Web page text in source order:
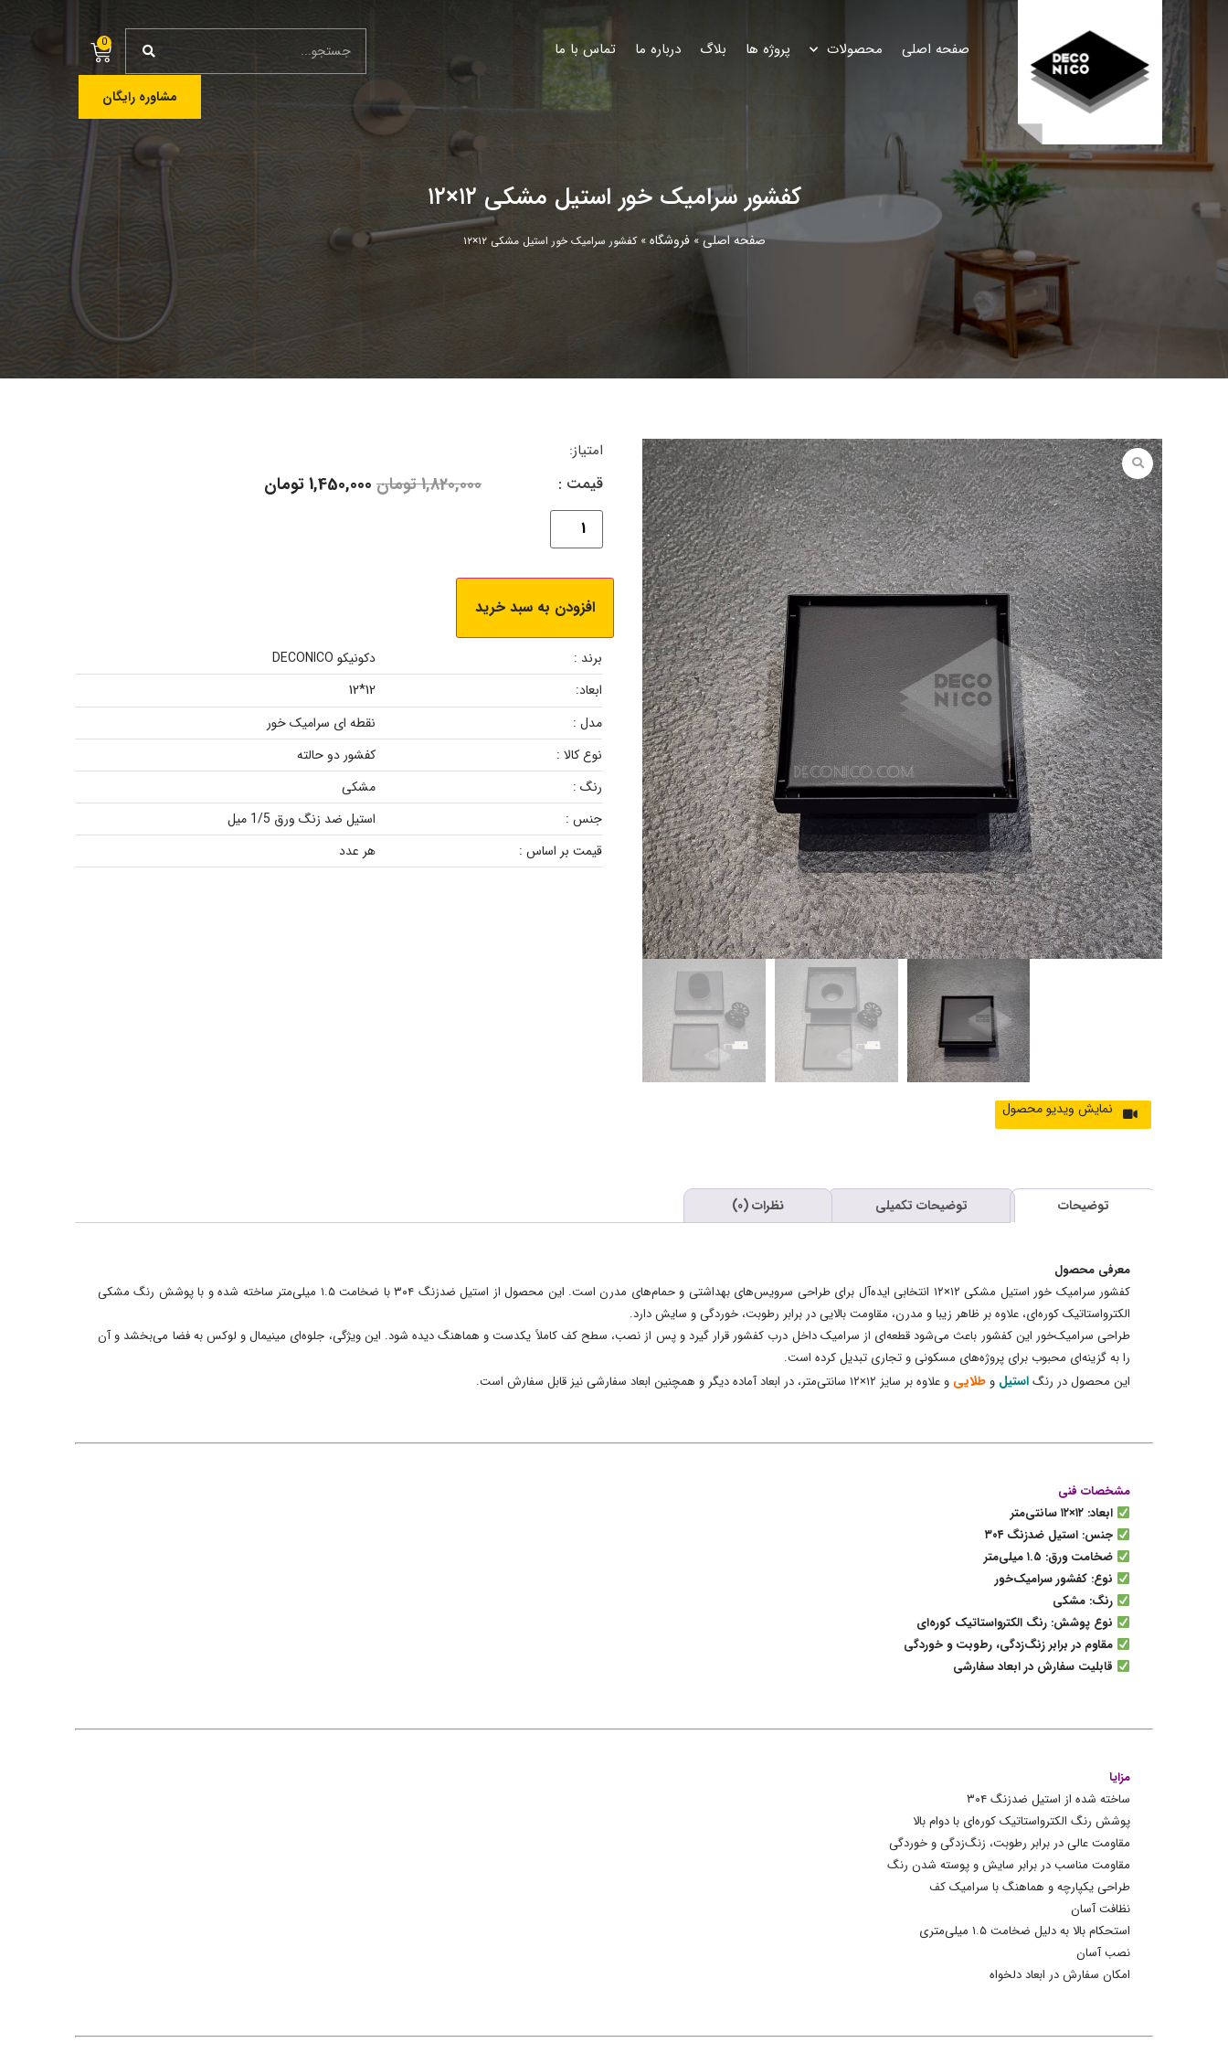
صفحه اصلی محصولات پروژه ها بلاگ درباره ما تماس با ما 0
مشاوره رایگان
کفشور سرامیک خور استیل مشکی ۱۲×۱۲
صفحه اصلی»فروشگاه »کفشور سرامیک خور استیل مشکی ۱۲×۱۲
امتیاز:
قیمت : 1,820,000تومان 1,450,000تومان
افزودن به سبد خرید
برند :
دکونیکو DECONICO
ابعاد:
12*12
مدل :
نقطه ای سرامیک خور
نوع کالا :
کفشور دو حالته
رنگ :
مشکی
جنس :
استیل ضد زنگ ورق 1/5 میل
قیمت بر اساس :
هر عدد
توضیحات توضیحات تکمیلی نظرات (0)
معرفی محصول
کفشور سرامیک خور استیل مشکی ۱۲×۱۲ انتخابی ایده‌آل برای طراحی سرویس‌های بهداشتی و حمام‌های مدرن است. این محصول از استیل ضدزنگ ۳۰۴ با ضخامت ۱.۵ میلی‌متر ساخته شده و با پوشش رنگ مشکی
الکترواستاتیک کوره‌ای، علاوه بر ظاهر زیبا و مدرن، مقاومت بالایی در برابر رطوبت، خوردگی و سایش دارد.
طراحی سرامیک‌خور این کفشور باعث می‌شود قطعه‌ای از سرامیک داخل درب کفشور قرار گیرد و پس از نصب، سطح کف کاملاً یکدست و هماهنگ دیده شود. این ویژگی، جلوه‌ای مینیمال و لوکس به فضا می‌بخشد و آن
را به گزینه‌ای محبوب برای پروژه‌های مسکونی و تجاری تبدیل کرده است.
این محصول در رنگاستیل و طلایی و علاوه بر سایز ۱۲×۱۲ سانتی‌متر، در ابعاد آماده دیگر و همچنین ابعاد سفارشی نیز قابل سفارش است.
مشخصات فنی
ابعاد: ۱۲×۱۲ سانتی‌متر
جنس: استیل ضدزنگ ۳۰۴
ضخامت ورق: ۱.۵ میلی‌متر
نوع: کفشور سرامیک‌خور
رنگ: مشکی
نوع پوشش: رنگ الکترواستاتیک کوره‌ای
مقاوم در برابر زنگ‌زدگی، رطوبت و خوردگی
قابلیت سفارش در ابعاد سفارشی
مزایا
ساخته شده از استیل ضدزنگ ۳۰۴
پوشش رنگ الکترواستاتیک کوره‌ای با دوام بالا
مقاومت عالی در برابر رطوبت، زنگ‌زدگی و خوردگی
مقاومت مناسب در برابر سایش و پوسته شدن رنگ
طراحی یکپارچه و هماهنگ با سرامیک کف
نظافت آسان
استحکام بالا به دلیل ضخامت ۱.۵ میلی‌متری
نصب آسان
امکان سفارش در ابعاد دلخواه